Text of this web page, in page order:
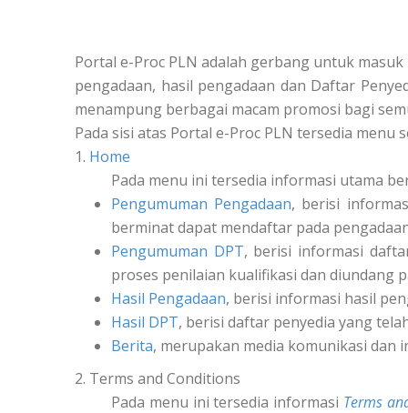
Portal e-Proc PLN adalah gerbang untuk
pengadaan, hasil pengadaan dan Daftar
menampung berbagai macam promosi bagi
Pada sisi atas Portal e-Proc PLN tersedia menu
1. Home
Pada menu ini tersedia informasi utama
Pengumuman Pengadaan, berisi
berminat dapat mendaftar pada
Pengumuman DPT, berisi informasi
proses penilaian kualifikasi dan diundang
Hasil Pengadaan, berisi informasi hasil
Hasil DPT, berisi daftar penyedia yang
Berita, merupakan media komunikasi dan
2. Terms and Conditions
Pada menu ini tersedia informasi Terms